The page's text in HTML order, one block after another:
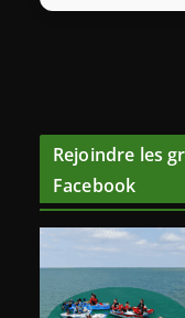
Rejoindre les
Facebook